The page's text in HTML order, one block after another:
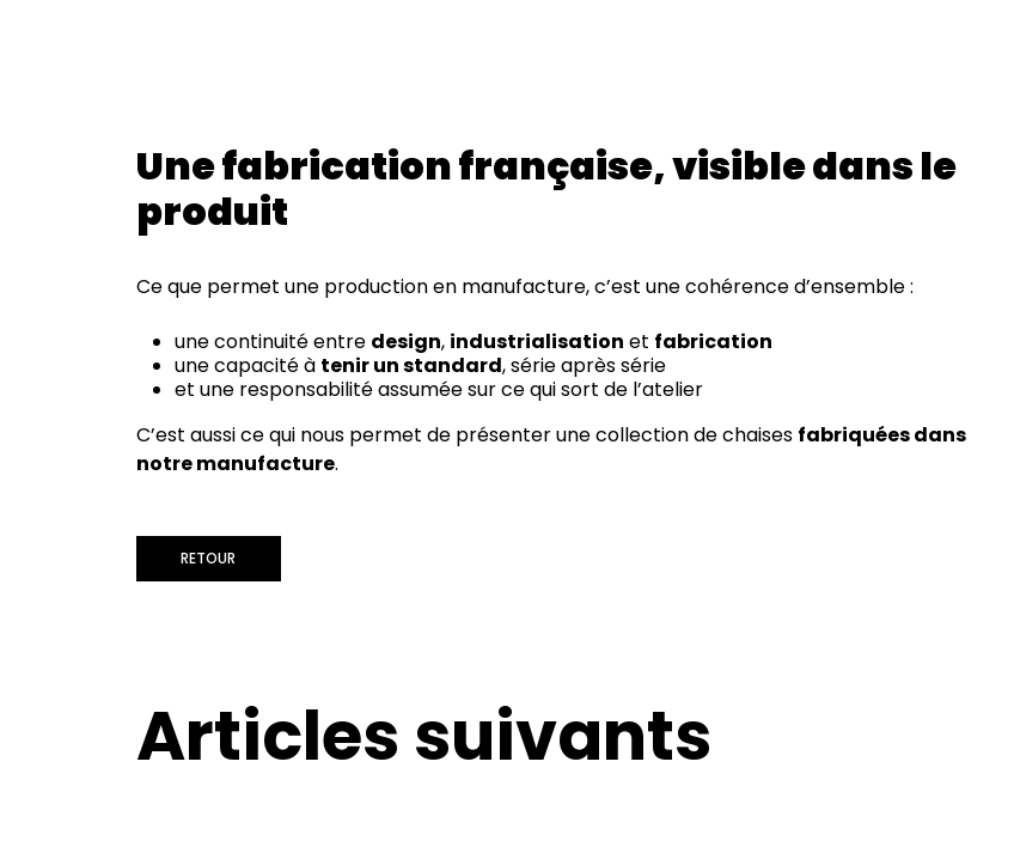
Une fabrication française, visible dans le
produit
Ce que permet une production en manufacture, c’est une cohérence d’ensemble :
une continuité entre design, industrialisation et fabrication
une capacité à tenir un standard, série après série
et une responsabilité assumée sur ce qui sort de l’atelier
C’est aussi ce qui nous permet de présenter une collection de chaises fabriquées dans
notre manufacture.
RETOUR
Articles suivants